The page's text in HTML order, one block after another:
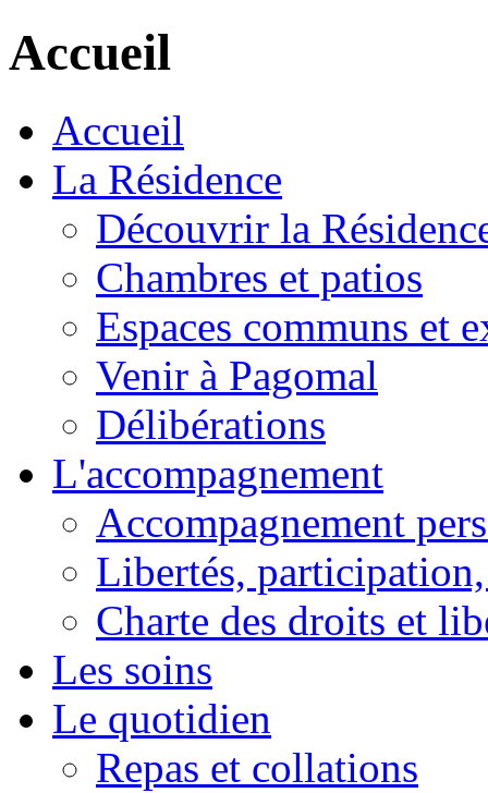
Accueil
Accueil
La Résidence
Découvrir la
Chambres et patios
Espaces communs et
Venir à Pagomal
Délibérations
L'accompagnement
Accompagnement
Libertés,
Charte des droits et
Les soins
Le quotidien
Repas et collations